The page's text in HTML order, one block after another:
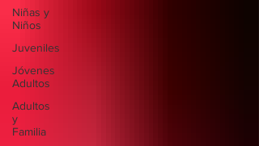
Niñas y
Niños
Juveniles
Jóvenes
Adultos
Adultos
y
Familia